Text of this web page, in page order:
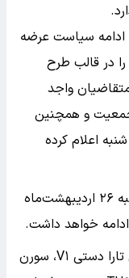
ادامه سیاست عرضه
در قالب طرح
واجد
و همچنین
اعلام کرده
ثبت‌نام این طرح از ساعت ۹ صبح روز شنبه ۲۶ اردیبهشت‌ماه
خودروهای قابل عرضه در این طرح شامل تارا دستی V۱، سورن